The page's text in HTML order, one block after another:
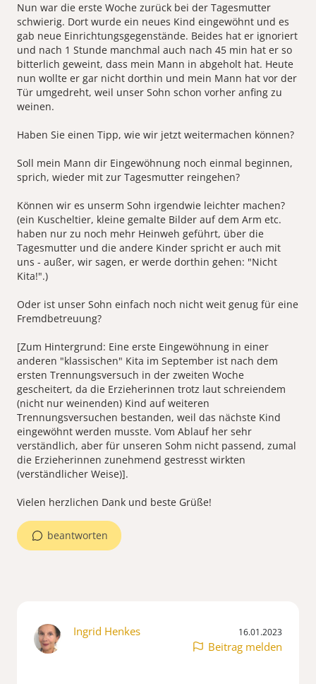
Nun war die erste Woche zurück bei der Tagesmutter
schwierig. Dort wurde ein neues Kind eingewöhnt und es
gab neue Einrichtungsgegenstände. Beides hat er ignoriert
und nach 1 Stunde manchmal auch nach 45 min hat er so
bitterlich geweint, dass mein Mann in abgeholt hat. Heute
nun wollte er gar nicht dorthin und mein Mann hat vor der
Tür umgedreht, weil unser Sohn schon vorher anfing zu
weinen.
Haben Sie einen Tipp, wie wir jetzt weitermachen können?
Soll mein Mann dir Eingewöhnung noch einmal beginnen,
sprich, wieder mit zur Tagesmutter reingehen?
Können wir es unserm Sohn irgendwie leichter machen?
(ein Kuscheltier, kleine gemalte Bilder auf dem Arm etc.
haben nur zu noch mehr Heinweh geführt, über die
Tagesmutter und die andere Kinder spricht er auch mit
uns - außer, wir sagen, er werde dorthin gehen: "Nicht
Kita!".)
Oder ist unser Sohn einfach noch nicht weit genug für eine
Fremdbetreuung?
[Zum Hintergrund: Eine erste Eingewöhnung in einer
anderen "klassischen" Kita im September ist nach dem
ersten Trennungsversuch in der zweiten Woche
gescheitert, da die Erzieherinnen trotz laut schreiendem
(nicht nur weinenden) Kind auf weiteren
Trennungsversuchen bestanden, weil das nächste Kind
eingewöhnt werden musste. Vom Ablauf her sehr
verständlich, aber für unseren Sohm nicht passend, zumal
die Erzieherinnen zunehmend gestresst wirkten
(verständlicher Weise)].
beantworten
Ingrid Henkes 16.01.2023
Beitrag melden